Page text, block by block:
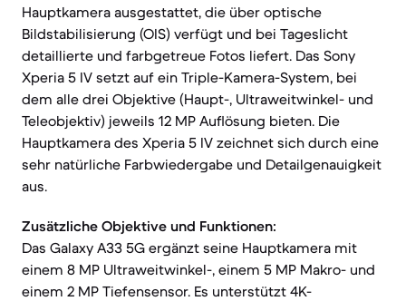
Hauptkamera ausgestattet, die über optische
Bildstabilisierung (OIS) verfügt und bei Tageslicht
detaillierte und farbgetreue Fotos liefert. Das Sony
Xperia 5 IV setzt auf ein Triple-Kamera-System, bei
dem alle drei Objektive (Haupt-, Ultraweitwinkel- und
Teleobjektiv) jeweils 12 MP Auflösung bieten. Die
Hauptkamera des Xperia 5 IV zeichnet sich durch eine
sehr natürliche Farbwiedergabe und Detailgenauigkeit
aus.
Zusätzliche Objektive und Funktionen:
Das Galaxy A33 5G ergänzt seine Hauptkamera mit
einem 8 MP Ultraweitwinkel-, einem 5 MP Makro- und
einem 2 MP Tiefensensor. Es unterstützt 4K-